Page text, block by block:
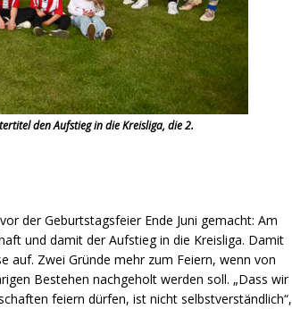
den Aufstieg in die Kreisliga, die 2.
der Geburtstagsfeier Ende Juni gemacht: Am
und damit der Aufstieg in die Kreisliga. Damit
auf. Zwei Gründe mehr zum Feiern, wenn von
Bestehen nachgeholt werden soll. „Dass wir
feiern dürfen, ist nicht selbstverständlich“,